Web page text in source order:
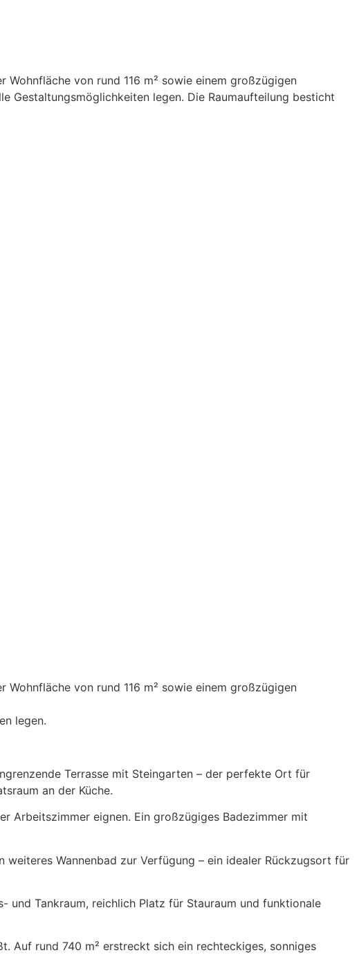
Wohnfläche von rund 116 m² sowie einem großzügigen
Gestaltungsmöglichkeiten legen. Die Raumaufteilung besticht
Wohnfläche von rund 116 m² sowie einem großzügigen
legen.
Terrasse mit Steingarten – der perfekte Ort für
an der Küche.
Arbeitszimmer eignen. Ein großzügiges Badezimmer mit
Wannenbad zur Verfügung – ein idealer Rückzugsort für
und Tankraum, reichlich Platz für Stauraum und funktionale
Auf rund 740 m² erstreckt sich ein rechteckiges, sonniges